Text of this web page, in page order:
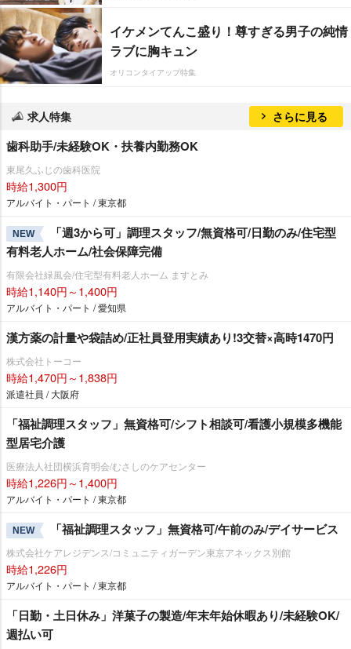
イケメンてんこ盛り！尊すぎる男子の純情
ラブに胸キュン
オリコンタイアップ特集
求人特集 さらに見る
歯科助手/未経験OK・扶養内勤務OK
東尾久ふじの歯科医院
時給1,300円
アルバイト・パート / 東京都
NEW
「週3から可」調理スタッフ/無資格可/日勤のみ/住宅型
有料老人ホーム/社会保障完備
有限会社緑風会/住宅型有料老人ホーム ますとみ
時給1,140円～1,400円
アルバイト・パート / 愛知県
漢方薬の計量や袋詰め/正社員登用実績あり!3交替×高時1470円
株式会社トーコー
時給1,470円～1,838円
派遣社員 / 大阪府
「福祉調理スタッフ」無資格可/シフト相談可/看護小規模多機能
型居宅介護
医療法人社団横浜育明会/むさしのケアセンター
時給1,226円～1,400円
アルバイト・パート / 東京都
NEW 「福祉調理スタッフ」無資格可/午前のみ/デイサービス
株式会社ケアレジデンス/コミュニティガーデン東京アネックス別館
時給1,226円
アルバイト・パート / 東京都
「日勤・土日休み」洋菓子の製造/年末年始休暇あり/未経験OK/
週払い可